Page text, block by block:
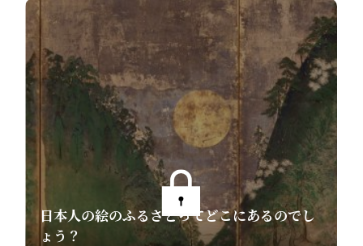
日本人の絵のふるさとってどこにあるのでし
ょう？